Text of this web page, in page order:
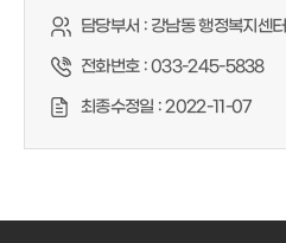
담당부서 :강남동 행정복지센터
전화번호 :033-245-5838
최종수정일 :2022-11-07